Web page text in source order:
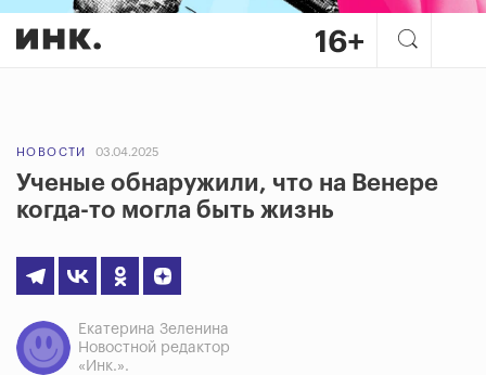
НОВОСТИ 03.04.2025
Ученые обнаружили, что на Венере
когда-то могла быть жизнь
Екатерина Зеленина
Новостной редактор
«Инк.».